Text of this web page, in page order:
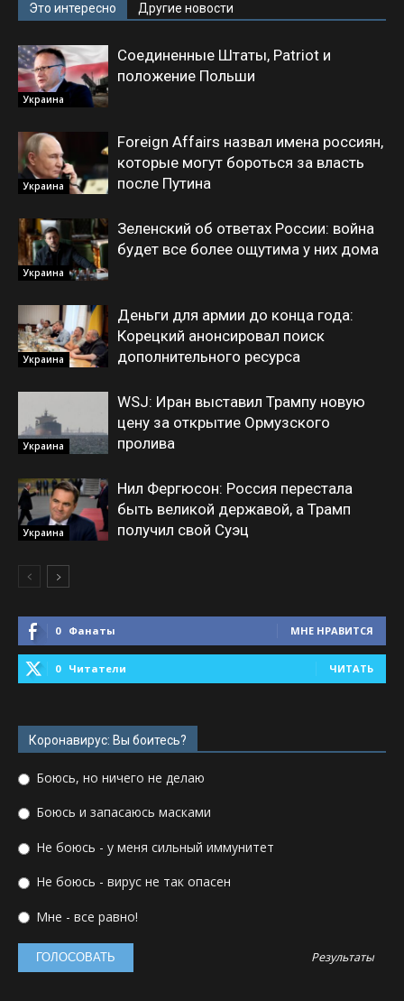
Это интересно Другие новости
Украина
Соединенные Штаты, Patriot и
положение Польши
Украина
Foreign Affairs назвал имена россиян,
которые могут бороться за власть
после Путина
Украина
Зеленский об ответах России: война
будет все более ощутима у них дома
Украина
Деньги для армии до конца года:
Корецкий анонсировал поиск
дополнительного ресурса
Украина
WSJ: Иран выставил Трампу новую
цену за открытие Ормузского
пролива
Украина
Нил Фергюсон: Россия перестала
быть великой державой, а Трамп
получил свой Суэц
0 Фанаты МНЕ НРАВИТСЯ
0 Читатели ЧИТАТЬ
Коронавирус: Вы боитесь?
Боюсь, но ничего не делаю
Боюсь и запасаюсь масками
Не боюсь - у меня сильный иммунитет
Не боюсь - вирус не так опасен
Мне - все равно!
Результаты